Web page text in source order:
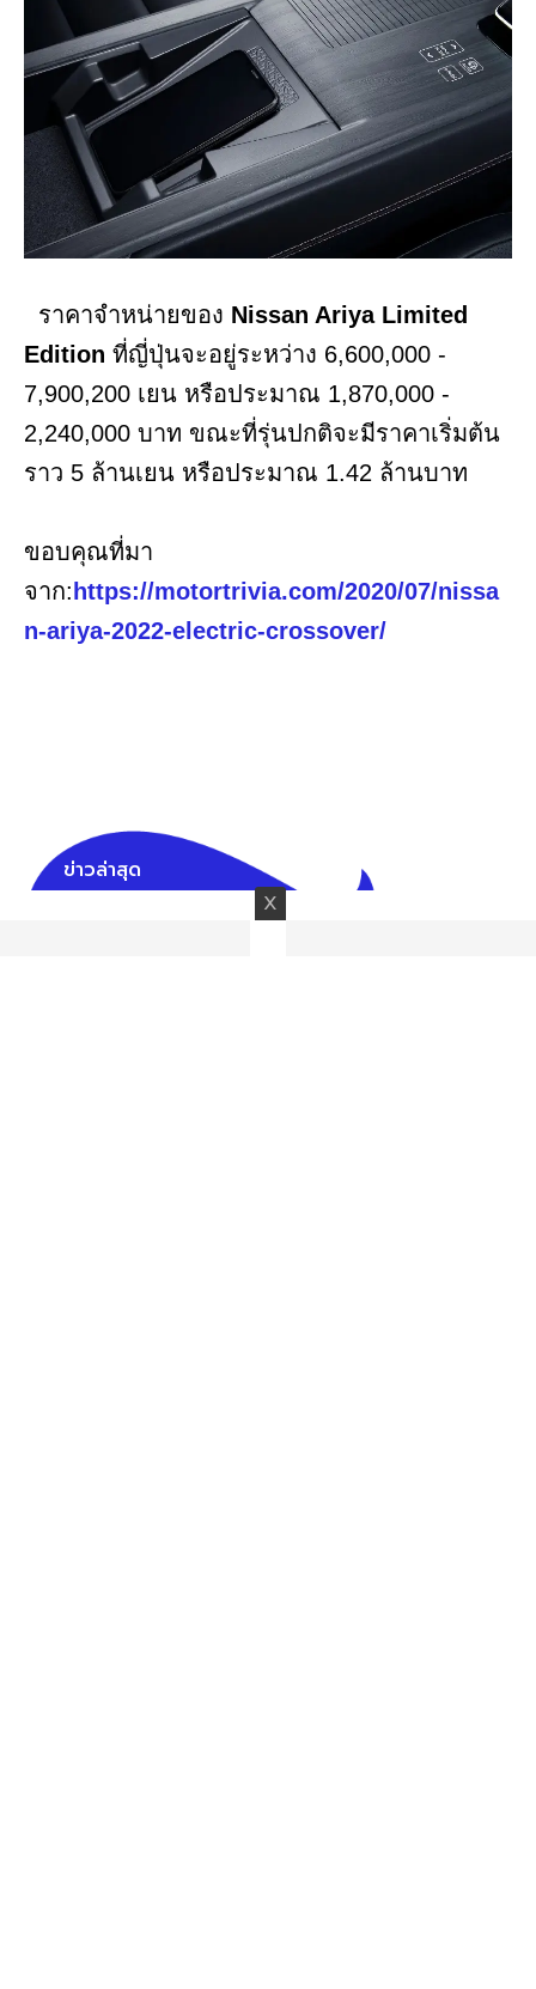
ราคาจำหน่ายของ Nissan Ariya Limited
Edition ที่ญี่ปุ่นจะอยู่ระหว่าง 6,600,000 -
7,900,200 เยน หรือประมาณ 1,870,000 -
2,240,000 บาท ขณะที่รุ่นปกติจะมีราคาเริ่มต้น
ราว 5 ล้านเยน หรือประมาณ 1.42 ล้านบาท
ขอบคุณที่มา
จาก:https://motortrivia.com/2020/07/nissa
n-ariya-2022-electric-crossover/
ข่าวล่าสุด